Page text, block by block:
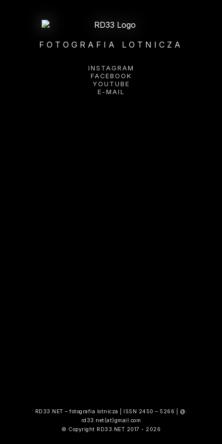
FOTOGRAFIA LOTNICZA
INSTAGRAM
FACEBOOK
YOUTUBE
E-MAIL
RD33.NET – fotografia lotnicza | ISSN 2450 – 5266 | @:
rd33.net(at)gmail.com
© Copyright RD33.NET 2017 - 2026